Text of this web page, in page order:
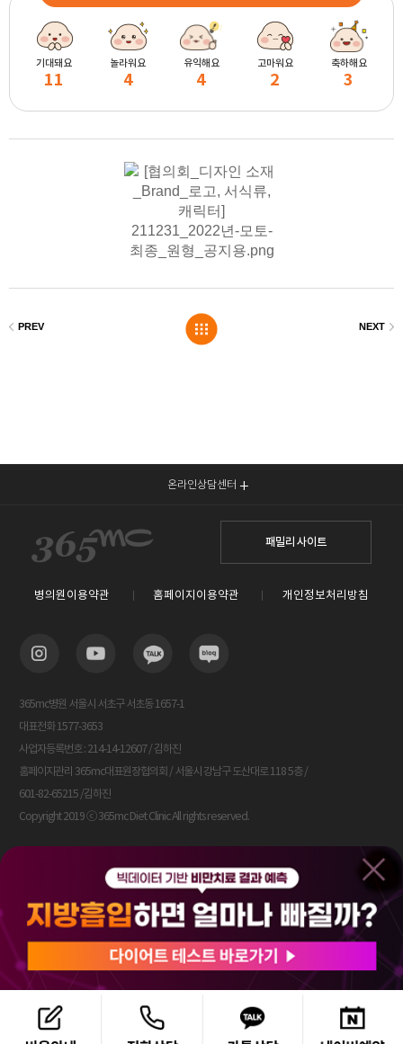
기대돼요
11
놀라워요
4
유익해요
4
고마워요
2
축하해요
3
온라인상담센터
패밀리 사이트
병의원이용약관 홈페이지이용약관 개인정보처리방침
365mc병원 서울시 서초구 서초동 1657-1
대표전화 1577-3653
사업자등록번호 : 214-14-12607 / 김하진
홈페이지관리 365mc대표원장협의회 / 서울시 강남구 도산대로 118 5층 /
601-82-65215 /김하진
Copyright 2019 ⓒ 365mc Diet Clinic All rights reserved.